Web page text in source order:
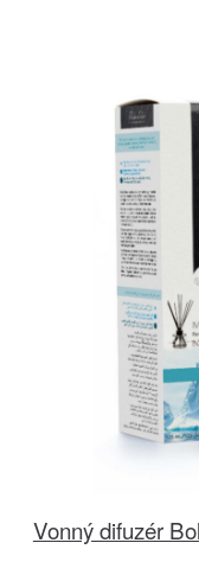
Vonný difuzér